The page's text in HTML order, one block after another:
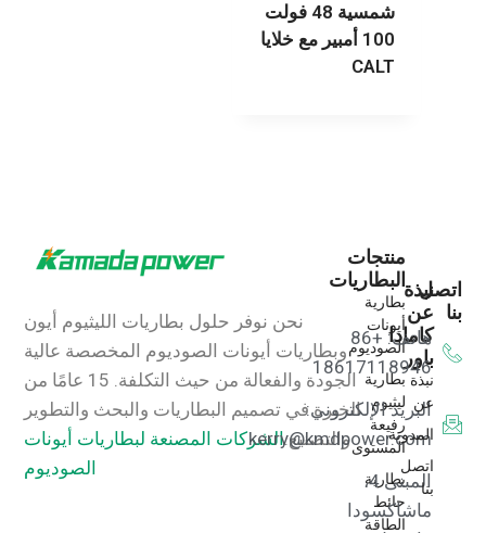
شمسية 48 فولت
100 أمبير مع خلايا
CALT
نحن نوفر حلول بطاريات الليثيوم أيون
وبطاريات أيونات الصوديوم المخصصة عالية
الجودة والفعالة من حيث التكلفة.
15 عامًا من
الخبرة في تصميم البطاريات والبحث والتطوير
والتصنيع.الشركات المصنعة لبطاريات أيونات
الصوديوم
منتجات
البطاريات
بطارية
أيونات
الصوديوم
بطارية
ليثيوم
رفيعة
المستوى
بطارية
حائط
الطاقة
نبذة
عن
كامادا
باور
نبذة
عن
المدونة
اتصل
بنا
اتصل
بنا
هاتف: +86
18617118946
البريد الإلكتروني:
kerry@kmdpower.com
المبنى 4،
ماشاكسودا